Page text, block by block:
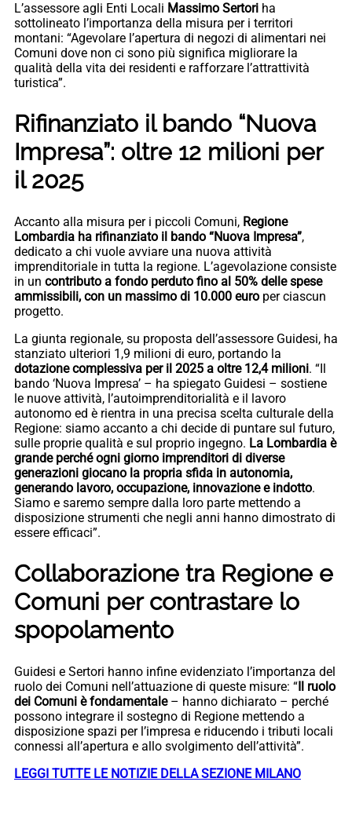
L’assessore agli Enti Locali Massimo Sertori ha
sottolineato l’importanza della misura per i territori
montani: “Agevolare l’apertura di negozi di alimentari nei
Comuni dove non ci sono più significa migliorare la
qualità della vita dei residenti e rafforzare l’attrattività
turistica”.
Rifinanziato il bando “Nuova
Impresa”: oltre 12 milioni per
il 2025
Accanto alla misura per i piccoli Comuni, Regione
Lombardia ha rifinanziato il bando “Nuova Impresa”,
dedicato a chi vuole avviare una nuova attività
imprenditoriale in tutta la regione. L’agevolazione consiste
in un contributo a fondo perduto fino al 50% delle spese
ammissibili, con un massimo di 10.000 euro per ciascun
progetto.
La giunta regionale, su proposta dell’assessore Guidesi, ha
stanziato ulteriori 1,9 milioni di euro, portando la
dotazione complessiva per il 2025 a oltre 12,4 milioni. “Il
bando ‘Nuova Impresa’ – ha spiegato Guidesi – sostiene
le nuove attività, l’autoimprenditorialità e il lavoro
autonomo ed è rientra in una precisa scelta culturale della
Regione: siamo accanto a chi decide di puntare sul futuro,
sulle proprie qualità e sul proprio ingegno. La Lombardia è
grande perché ogni giorno imprenditori di diverse
generazioni giocano la propria sfida in autonomia,
generando lavoro, occupazione, innovazione e indotto.
Siamo e saremo sempre dalla loro parte mettendo a
disposizione strumenti che negli anni hanno dimostrato di
essere efficaci”.
Collaborazione tra Regione e
Comuni per contrastare lo
spopolamento
Guidesi e Sertori hanno infine evidenziato l’importanza del
ruolo dei Comuni nell’attuazione di queste misure: “Il ruolo
dei Comuni è fondamentale– hanno dichiarato – perché
possono integrare il sostegno di Regione mettendo a
disposizione spazi per l’impresa e riducendo i tributi locali
connessi all’apertura e allo svolgimento dell’attività”.
LEGGI TUTTE LE NOTIZIE DELLA SEZIONE MILANO